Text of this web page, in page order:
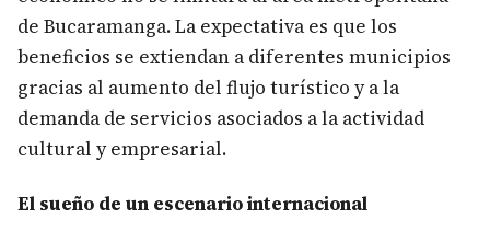
de Bucaramanga. La expectativa es que los
beneficios se extiendan a diferentes municipios
gracias al aumento del flujo turístico y a la
demanda de servicios asociados a la actividad
cultural y empresarial.
El sueño de un escenario internacional